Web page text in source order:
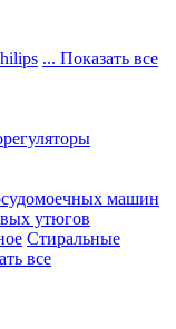
... Показать все
машин
утюгов
Стиральные
все